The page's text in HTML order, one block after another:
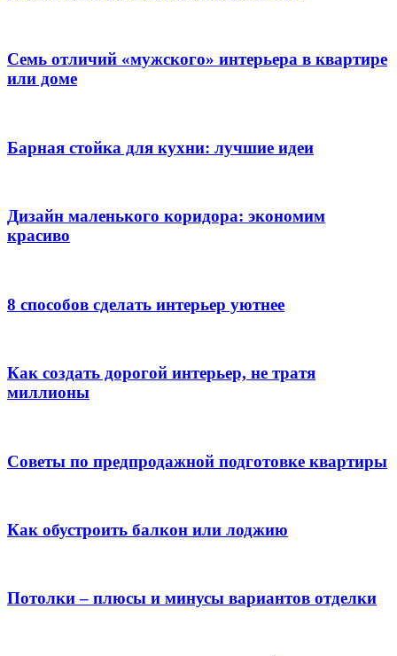
Семь отличий «мужского» интерьера в квартире
или доме
Барная стойка для кухни: лучшие идеи
Дизайн маленького коридора: экономим
красиво
8 способов сделать интерьер уютнее
Как создать дорогой интерьер, не тратя
миллионы
Советы по предпродажной подготовке квартиры
Как обустроить балкон или лоджию
Потолки – плюсы и минусы вариантов отделки